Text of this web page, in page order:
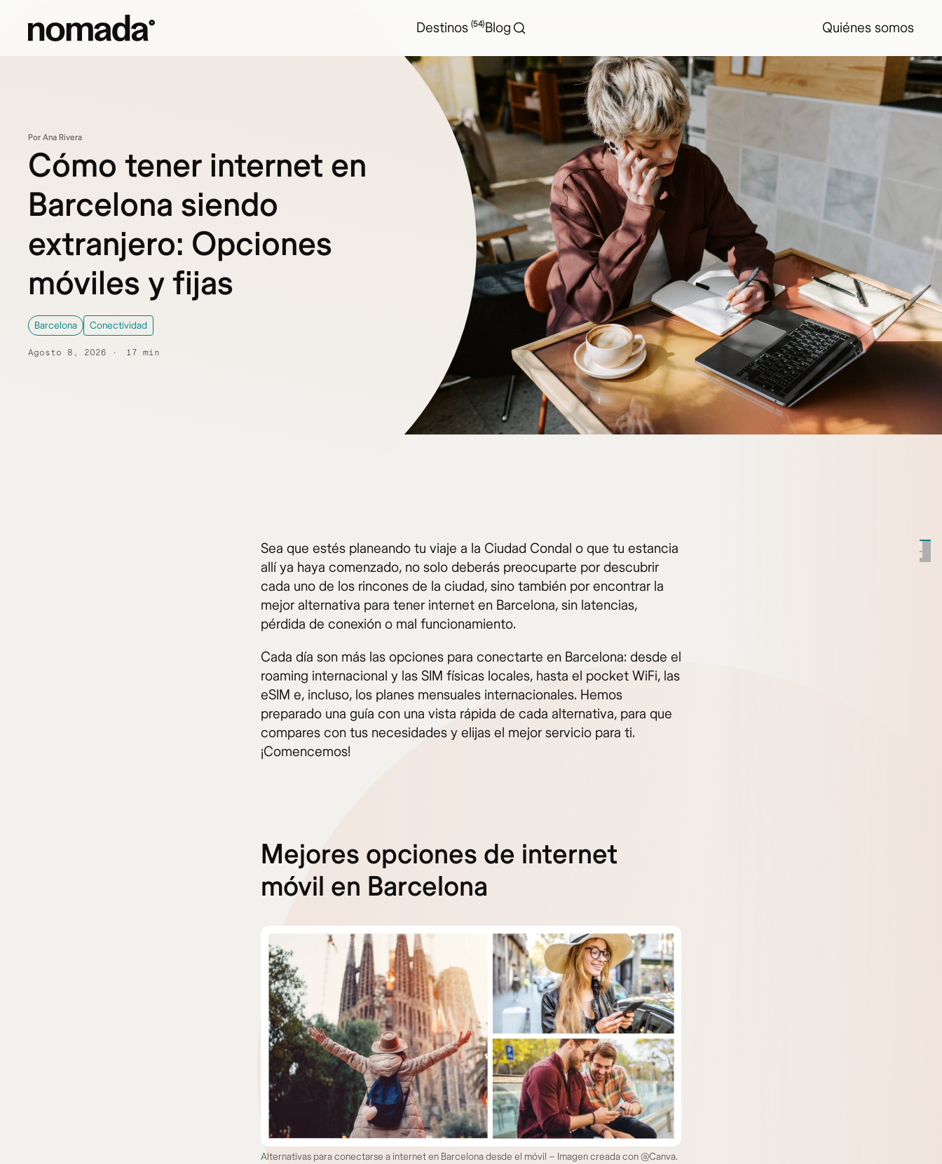
Destinos (54)Blog Quiénes somos
Por Ana Rivera
Cómo tener internet en
Barcelona siendo
extranjero: Opciones
móviles y fijas
Barcelona Conectividad
Agosto 8, 2026 17 min
Sea que estés planeando tu viaje a la Ciudad Condal o que tu estancia
allí ya haya comenzado, no solo deberás preocuparte por descubrir
cada uno de los rincones de la ciudad, sino también por encontrar la
mejor alternativa para tener internet en Barcelona, sin latencias,
pérdida de conexión o mal funcionamiento.
Cada día son más las opciones para conectarte en Barcelona: desde el
roaming internacional y las SIM físicas locales, hasta el pocket WiFi, las
eSIM e, incluso, los planes mensuales internacionales. Hemos
preparado una guía con una vista rápida de cada alternativa, para que
compares con tus necesidades y elijas el mejor servicio para ti.
¡Comencemos!
Mejores opciones de internet
móvil en Barcelona
Alternativas para conectarse a internet en Barcelona desde el móvil – Imagen creada con @Canva.